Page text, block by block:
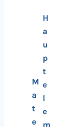
M
a
t
e
H
a
u
p
t
e
l
e
m